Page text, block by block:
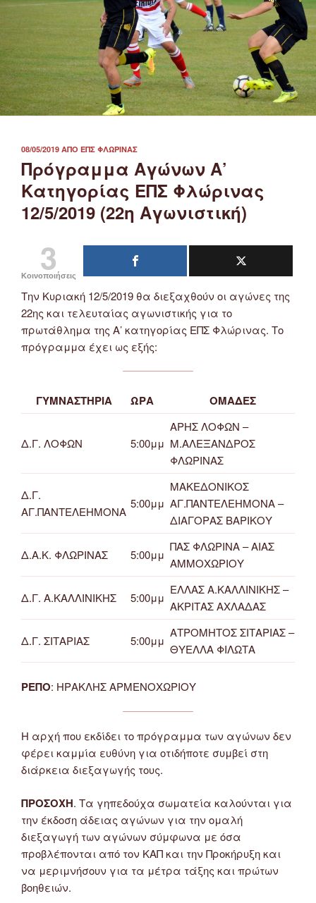
ΔΗΜΟΣΙΕΎΤΗΚΕ
ΣΤΙΣ
08/05/2019 ΑΠΌ ΕΠΣ ΦΛΏΡΙΝΑΣ
Πρόγραμμα Αγώνων Α’
Κατηγορίας ΕΠΣ Φλώρινας
12/5/2019 (22η Αγωνιστική)
3
Κοινοποιήσεις
Την Κυριακή 12/5/2019 θα διεξαχθούν οι αγώνες της
22ης και τελευταίας αγωνιστικής για το
πρωτάθλημα της Α’ κατηγορίας ΕΠΣ Φλώρινας. Το
πρόγραμμα έχει ως εξής:
ΓΥΜΝΑΣΤΗΡΙΑ ΩΡΑ ΟΜΑΔΕΣ
Δ.Γ. ΛΟΦΩΝ 5:00μμ
ΑΡΗΣ ΛΟΦΩΝ –
Μ.ΑΛΕΞΑΝΔΡΟΣ
ΦΛΩΡΙΝΑΣ
Δ.Γ.
ΑΓ.ΠΑΝΤΕΛΕΗΜΟΝΑ
5:00μμ
ΜΑΚΕΔΟΝΙΚΟΣ
ΑΓ.ΠΑΝΤΕΛΕΗΜΟΝΑ –
ΔΙΑΓΟΡΑΣ ΒΑΡΙΚΟΥ
Δ.Α.Κ. ΦΛΩΡΙΝΑΣ 5:00μμ
ΠΑΣ ΦΛΩΡΙΝΑ – ΑΙΑΣ
ΑΜΜΟΧΩΡΙΟΥ
Δ.Γ. Α.ΚΑΛΛΙΝΙΚΗΣ 5:00μμ
ΕΛΛΑΣ Α.ΚΑΛΛΙΝΙΚΗΣ –
ΑΚΡΙΤΑΣ ΑΧΛΑΔΑΣ
Δ.Γ. ΣΙΤΑΡΙΑΣ 5:00μμ
ΑΤΡΟΜΗΤΟΣ ΣΙΤΑΡΙΑΣ –
ΘΥΕΛΛΑ ΦΙΛΩΤΑ
ΡΕΠΟ: ΗΡΑΚΛΗΣ ΑΡΜΕΝΟΧΩΡΙΟΥ
Η αρχή που εκδίδει το πρόγραμμα των αγώνων δεν
φέρει καμμία ευθύνη για οτιδήποτε συμβεί στη
διάρκεια διεξαγωγής τους.
ΠΡΟΣΟΧΗ. Τα γηπεδούχα σωματεία καλούνται για
την έκδοση άδειας αγώνων για την ομαλή
διεξαγωγή των αγώνων σύμφωνα με όσα
προβλέπονται από τον ΚΑΠ και την Προκήρυξη και
να μεριμνήσουν για τα μέτρα τάξης και πρώτων
βοηθειών.